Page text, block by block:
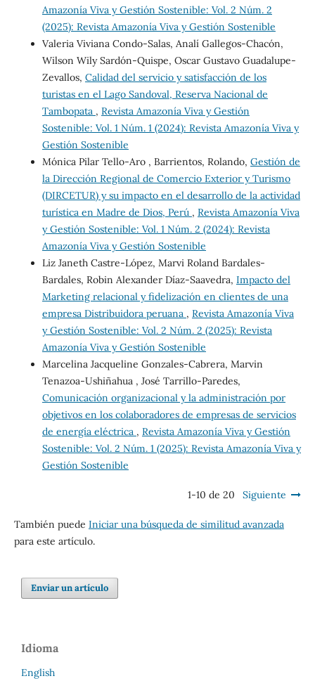
Amazonía Viva y Gestión Sostenible: Vol. 2 Núm. 2
(2025): Revista Amazonía Viva y Gestión Sostenible
Valeria Viviana Condo-Salas, Analí Gallegos-Chacón,
Wilson Wily Sardón-Quispe, Oscar Gustavo Guadalupe-
Zevallos, Calidad del servicio y satisfacción de los
turistas en el Lago Sandoval, Reserva Nacional de
Tambopata , Revista Amazonía Viva y Gestión
Sostenible: Vol. 1 Núm. 1 (2024): Revista Amazonía Viva y
Gestión Sostenible
Mónica Pilar Tello-Aro , Barrientos, Rolando, Gestión de
la Dirección Regional de Comercio Exterior y Turismo
(DIRCETUR) y su impacto en el desarrollo de la actividad
turística en Madre de Dios, Perú , Revista Amazonía Viva
y Gestión Sostenible: Vol. 1 Núm. 2 (2024): Revista
Amazonía Viva y Gestión Sostenible
Liz Janeth Castre-López, Marvi Roland Bardales-
Bardales, Robin Alexander Díaz-Saavedra, Impacto del
Marketing relacional y fidelización en clientes de una
empresa Distribuidora peruana , Revista Amazonía Viva
y Gestión Sostenible: Vol. 2 Núm. 2 (2025): Revista
Amazonía Viva y Gestión Sostenible
Marcelina Jacqueline Gonzales-Cabrera, Marvin
Tenazoa-Ushiñahua , José Tarrillo-Paredes,
Comunicación organizacional y la administración por
objetivos en los colaboradores de empresas de servicios
de energía eléctrica , Revista Amazonía Viva y Gestión
Sostenible: Vol. 2 Núm. 1 (2025): Revista Amazonía Viva y
Gestión Sostenible
1-10 de 20 Siguiente
También puede Iniciar una búsqueda de similitud avanzada
para este artículo.
Enviar un artículo
Idioma
English